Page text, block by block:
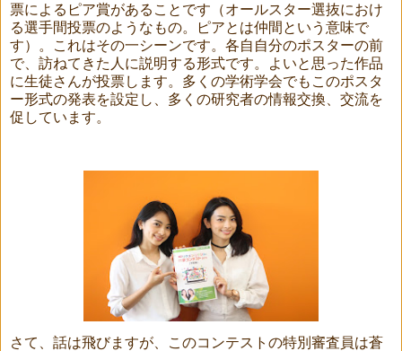
票によるピア賞があることです（オールスター選抜におけ
る選手間投票のようなもの。ピアとは仲間という意味で
す）。これはその一シーンです。各自自分のポスターの前
で、訪ねてきた人に説明する形式です。よいと思った作品
に生徒さんが投票します。多くの学術学会でもこのポスタ
ー形式の発表を設定し、多くの研究者の情報交換、交流を
促しています。
さて、話は飛びますが、このコンテストの特別審査員は蒼